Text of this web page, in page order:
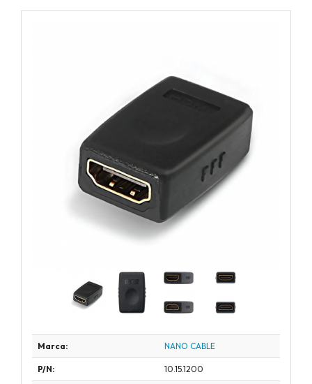
Marca: NANO CABLE
P/N: 10.15.1200